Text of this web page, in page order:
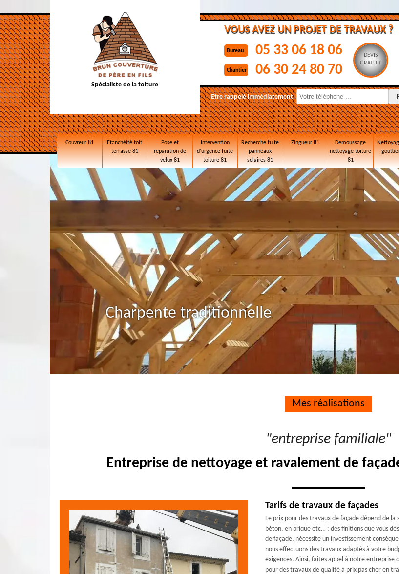
Spécialiste de la toiture
VOUS AVEZ UN PROJET DE TRAVAUX ?
Bureau 05 33 06 18 06
Chantier 06 30 24 80 70
DEVIS
GRATUIT
Etre rappelé immédiatement:
Couvreur 81
Etanchéité toit
terrasse 81
Pose et
réparation de
velux 81
Intervention
d'urgence fuite
toiture 81
Recherche fuite
panneaux
solaires 81
Zingueur 81
Demoussage
nettoyage toiture
81
Charpente traditionnelle
Mes réalisations
"entreprise familiale"
Entreprise de nettoyage et ravalement de
Tarifs de travaux de façades
Le prix pour des travaux de façade dépend de
béton, en brique etc… ; des finitions que vous
de façade, nécessite un investissement
nous effectuons des travaux adaptés à votre
exigences. Ainsi, faites appel à notre entreprise
pour des travaux de qualité à prix pas cher en